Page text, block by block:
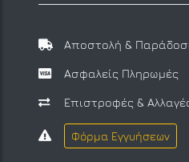
Αποστολή &
Ασφαλείς Πληρωμές
Επιστροφές &
Φόρμα Εγγυήσεων